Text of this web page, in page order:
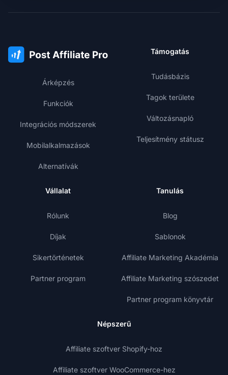
Árképzés
Funkciók
Integrációs módszerek
Mobilalkalmazások
Alternatívák
Támogatás
Tudásbázis
Tagok területe
Változásnapló
Teljesítmény státusz
Vállalat
Rólunk
Díjak
Sikertörténetek
Partner program
Tanulás
Blog
Sablonok
Affiliate Marketing Akadémia
Affiliate Marketing szószedet
Partner program könyvtár
Népszerű
Affiliate szoftver Shopify-hoz
Affiliate szoftver WooCommerce-hez